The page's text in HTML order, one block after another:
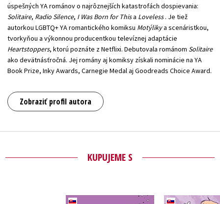
úspešných YA románov o najrôznejších katastrofách dospievania:
Solitaire, Radio Silence, I Was Born for Thisa Loveless. Je tiež
autorkou LGBTQ+ YA romantického komiksu Motýlikya scenáristkou,
tvorkyňou a výkonnou producentkou televíznej adaptácie
Heartstoppers, ktorú poznáte z Netflixi. Debutovala románom Solitaire
ako devätnásťročná. Jej romány aj komiksy získali nominácie na YA
Book Prize, Inky Awards, Carnegie Medal aj Goodreads Choice Award.
Zobraziť profil autora
KUPUJEME S